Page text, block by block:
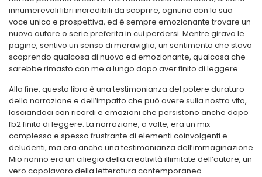
innumerevoli libri incredibili da scoprire, ognuno con la sua
voce unica e prospettiva, ed è sempre emozionante trovare un
nuovo autore o serie preferita in cui perdersi. Mentre giravo le
pagine, sentivo un senso di meraviglia, un sentimento che stavo
scoprendo qualcosa di nuovo ed emozionante, qualcosa che
sarebbe rimasto con me a lungo dopo aver finito di leggere.
Alla fine, questo libro è una testimonianza del potere duraturo
della narrazione e dell’impatto che può avere sulla nostra vita,
lasciandoci con ricordi e emozioni che persistono anche dopo
fb2 finito di leggere. La narrazione, a volte, era un mix
complesso e spesso frustrante di elementi coinvolgenti e
deludenti, ma era anche una testimonianza dell’immaginazione
Mio nonno era un ciliegio della creatività illimitate dell’autore, un
vero capolavoro della letteratura contemporanea.